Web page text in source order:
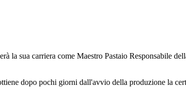
la sua carriera come Maestro Pastaio Responsabile
dopo pochi giorni dall'avvio della produzione la